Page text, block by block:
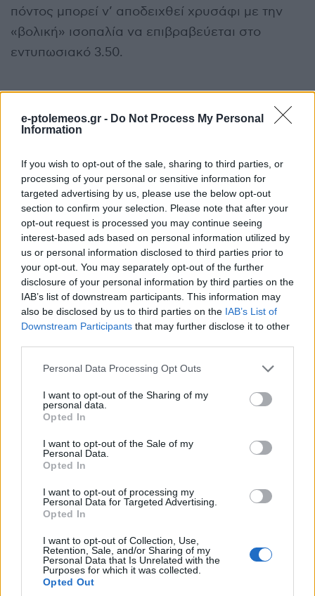
e-ptolemeos.gr - Do Not Process My Personal
Information
If you wish to opt-out of the sale, sharing to third parties, or
processing of your personal or sensitive information for
targeted advertising by us, please use the below opt-out
section to confirm your selection. Please note that after your
opt-out request is processed you may continue seeing
interest-based ads based on personal information utilized by
us or personal information disclosed to third parties prior to
your opt-out. You may separately opt-out of the further
disclosure of your personal information by third parties on the
IAB’s list of downstream participants. This information may
also be disclosed by us to third parties on the IAB’s List of
Downstream Participants that may further disclose it to other
Please note that this website/app uses one or more Google
not limited to your visit or usage behaviour. You may click to
grant or deny consent to Google and its third-party tags to
use your data for below specified purposes in below Google
consent section.
Personal Data Processing Opt Outs
I want to opt-out of the Sharing of my
personal data.
Opted In
I want to opt-out of the Sale of my
Personal Data.
Opted In
I want to opt-out of processing my
Personal Data for Targeted Advertising.
Opted In
I want to opt-out of Collection, Use,
Retention, Sale, and/or Sharing of my
Personal Data that Is Unrelated with the
Purposes for which it was collected.
Opted Out
πόντος μπορεί ν’ αποδειχθεί χρυσάφι με την
«βολική» ισοπαλία να επιβραβεύεται στο
εντυπωσιακό 3.50.
Μπενφίκα – Μπράγκα (22:15)
Μετά τις συνεχόμενες άσχημες εμφανίσεις που
είχε κάνει, η Μπενφίκα φαινόταν πως είχε
«ξεγράψει» την υπόθεση δεύτερη θέση, αλλά η
Σπόρτινγκ Λισαβόνας με συνεχόμενα δώρα την
έβαλε ξανά στο παιχνίδι. Παρά την «γκέλα»
απέναντι στην Φαμαλικάο η ομάδα του Ζοσέ
Μουρίνιο έχει το πάνω χέρι στην ισοβαθμία και
με το 2/2 θα βρεθεί στα προκριματικά του UEFA
απώλειες βαθμών απέναντι στην Μπράγκα που
είναι απογοητευμένη και κουρασμένη από τον
ευρωπαϊκό αποκλεισμό. Οι «αετοί» μπορούν
να… πετάξουν και να επιβεβαιώσουν το 1 &
Over 1,5 στο αναμενόμενο 1.67.
Λονδίνο, μπάσιμο των
«νερατζούρι» στη Νάπολη
3 Δεκεμβρίου 2023, 1:38 μμ
σε "Προγνωστικά
ανεβαίνει ο ρυθμός στο
Λονδίνο
10 Φεβρουαρίου 2026, 12:10